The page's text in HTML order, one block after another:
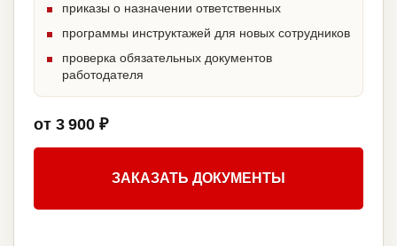
приказы о назначении ответственных
программы инструктажей для новых сотрудников
проверка обязательных документов
работодателя
от 3 900 ₽
ЗАКАЗАТЬ ДОКУМЕНТЫ